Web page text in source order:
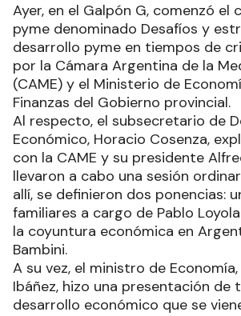
Ayer, en el Galpón G, comenzó el
pyme denominado Desafíos y
desarrollo pyme en tiempos de
por la Cámara Argentina de la
(CAME) y el Ministerio de
Finanzas del Gobierno provincial.
Al respecto, el subsecretario de
Económico, Horacio Cosenza,
con la CAME y su presidente
llevaron a cabo una sesión
allí, se definieron dos ponencias:
familiares a cargo de Pablo
la coyuntura económica en
Bambini.
A su vez, el ministro de
Ibáñez, hizo una presentación de
desarrollo económico que se